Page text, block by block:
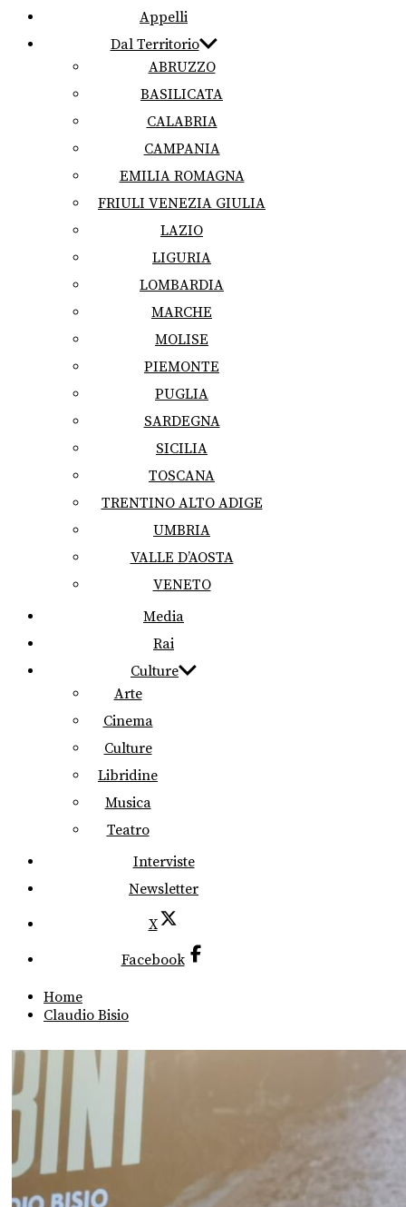
Appelli
Dal Territorio
ABRUZZO
BASILICATA
CALABRIA
CAMPANIA
EMILIA ROMAGNA
FRIULI VENEZIA GIULIA
LAZIO
LIGURIA
LOMBARDIA
MARCHE
MOLISE
PIEMONTE
PUGLIA
SARDEGNA
SICILIA
TOSCANA
TRENTINO ALTO ADIGE
UMBRIA
VALLE D’AOSTA
VENETO
Media
Rai
Culture
Arte
Cinema
Culture
Libridine
Musica
Teatro
Interviste
Newsletter
X
Facebook
Home
Claudio Bisio